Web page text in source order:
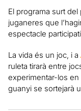
El programa surt
juganeres que
espectacle
La vida és un joc, i a
ruleta tirarà entre
experimentar-los en
guanyi se sortejarà